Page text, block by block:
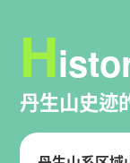
H
丹生山史迹